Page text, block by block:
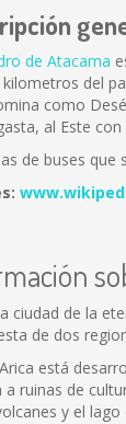
de Atacama
del
como
al Este con
de buses que
ciudad de la
de dos
está
a ruinas de
y el